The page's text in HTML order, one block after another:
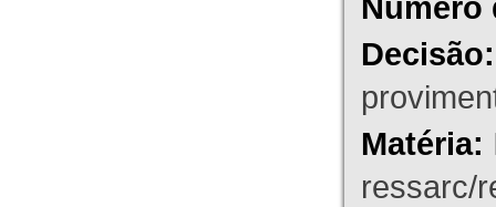
Decisão:
Matéria:
ressarc/